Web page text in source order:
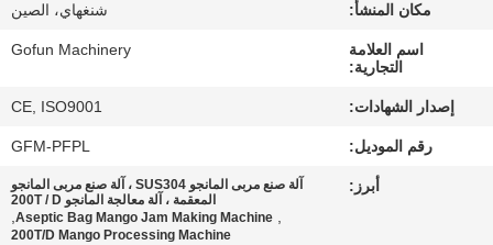
جولة
مكان المنشأ: شنغهاي، الصين
اسم العلامة
التجارية:
Gofun Machinery
إصدار الشهادات: CE, ISO9001
رقم الموديل: GFM-PFPL
أبرز:
آلة صنع مربى المانجو SUS304 ، آلة صنع مربى المانجو
المعقمة ، آلة معالجة المانجو 200T / D
,
Aseptic Bag Mango Jam Making Machine
,
200T/D Mango Processing Machine